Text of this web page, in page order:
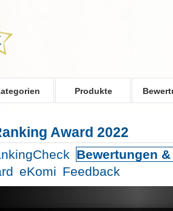
Produkte
Award 2022
Bewertungen
eKomi Feedback